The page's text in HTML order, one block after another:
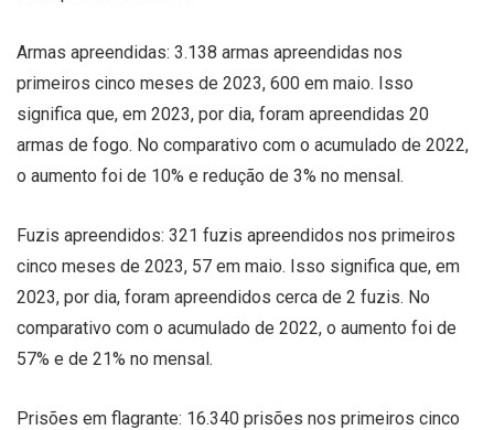
Armas apreendidas: 3.138 armas apreendidas nos
primeiros cinco meses de 2023, 600 em maio. Isso
significa que, em 2023, por dia, foram apreendidas 20
armas de fogo. No comparativo com o acumulado de 2022,
o aumento foi de 10% e redução de 3% no mensal.
Fuzis apreendidos: 321 fuzis apreendidos nos primeiros
cinco meses de 2023, 57 em maio. Isso significa que, em
2023, por dia, foram apreendidos cerca de 2 fuzis. No
comparativo com o acumulado de 2022, o aumento foi de
57% e de 21% no mensal.
Prisões em flagrante: 16.340 prisões nos primeiros cinco